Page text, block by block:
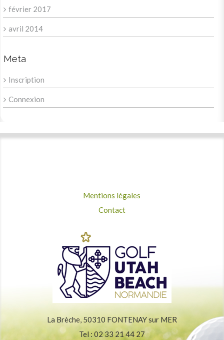
février 2017
avril 2014
Meta
Inscription
Connexion
Mentions légales
Contact
La Brèche, 50310 FONTENAY sur MER
Tel : 02 33 21 44 27